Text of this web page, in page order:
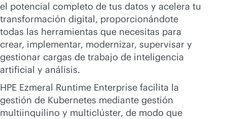
el potencial completo de tus datos y acelera tu
transformación digital, proporcionándote
todas las herramientas que necesitas para
crear, implementar, modernizar, supervisar y
gestionar cargas de trabajo de inteligencia
artificial y análisis.
HPE Ezmeral Runtime Enterprise facilita la
gestión de Kubernetes mediante gestión
multiinquilino y multiclúster, de modo que